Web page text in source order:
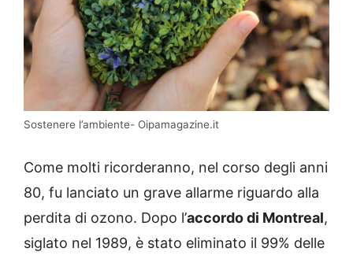
Sostenere l’ambiente- Oipamagazine.it
Come molti ricorderanno, nel corso degli anni
80, fu lanciato un grave allarme riguardo alla
perdita di ozono. Dopo l’accordo di Montreal,
siglato nel 1989, è stato eliminato il 99% delle